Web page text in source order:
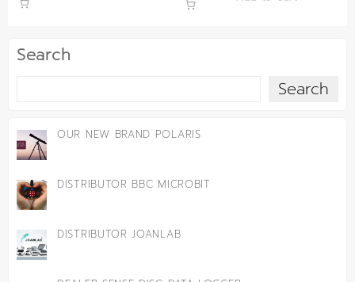
Search
Search
OUR NEW BRAND POLARIS
DISTRIBUTOR BBC MICROBIT
DISTRIBUTOR JOANLAB